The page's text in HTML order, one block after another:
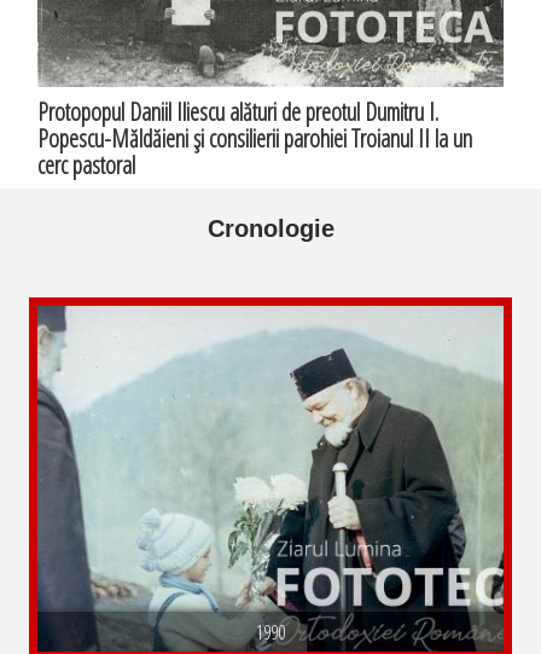
Protopopul Daniil Iliescu alături de preotul Dumitru I.
Popescu-Măldăieni şi consilierii parohiei Troianul II la un
cerc pastoral
Cronologie
1990